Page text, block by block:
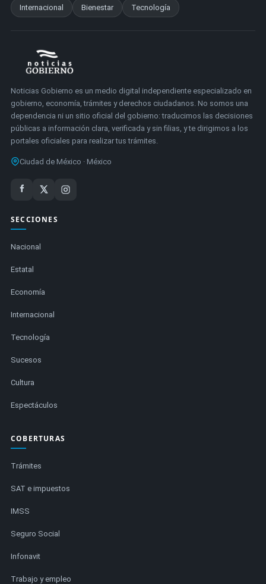
Internacional Bienestar Tecnología
Noticias Gobierno es un medio digital independiente especializado en
gobierno, economía, trámites y derechos ciudadanos. No somos una
dependencia ni un sitio oficial del gobierno: traducimos las decisiones
públicas a información clara, verificada y sin filias, y te dirigimos a los
portales oficiales para realizar tus trámites.
Ciudad de México · México
SECCIONES
Nacional
Estatal
Economía
Internacional
Tecnología
Sucesos
Cultura
Espectáculos
COBERTURAS
Trámites
SAT e impuestos
IMSS
Seguro Social
Infonavit
Trabajo y empleo